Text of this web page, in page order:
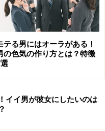
ッシャーはかなり軽減
がって切りづらくなっ
くあなたから電話を終
彼が「え？ もっと話そ
また電話していい？」
と
テる男にはオーラがある！
の色気の作り方とは？特徴
イイ男が彼女にしたいのは